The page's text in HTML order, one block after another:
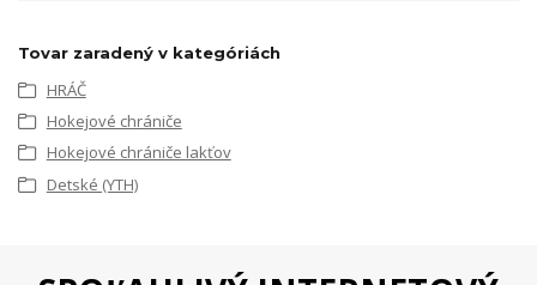
Tovar zaradený v kategóriách
HRÁČ
Hokejové chrániče
Hokejové chrániče lakťov
Detské (YTH)